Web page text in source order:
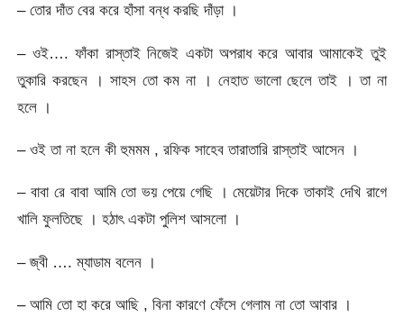
– তোর দাঁত বের করে হাঁসা বন্ধ করছি দাঁড়া ।
– ওই…. ফাঁকা রাস্তাই নিজেই একটা অপরাধ করে আবার আমাকেই তুই
তুকারি করছেন । সাহস তো কম না । নেহাত ভালো ছেলে তাই । তা না
হলে ।
– ওই তা না হলে কী হুমমম , রফিক সাহেব তারাতারি রাস্তাই আসেন ।
– বাবা রে বাবা আমি তো ভয় পেয়ে গেছি । মেয়েটার দিকে তাকাই দেখি রাগে
খালি ফুলতিছে । হঠাৎ একটা পুলিশ আসলো ।
– জ্বী …. ম্যাডাম বলেন ।
– আমি তো হা করে আছি , বিনা কারণে ফেঁসে গেলাম না তো আবার ।